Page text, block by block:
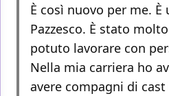
È così nuovo per me. È
Pazzesco. È stato
potuto lavorare con
Nella mia carriera ho
avere compagni di